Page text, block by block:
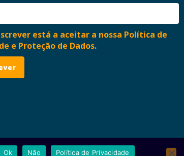
está a aceitar a nossa Política de
e Proteção de Dados.
Privacidade e Proteção de Dados
Ok Não Política de Privacidade